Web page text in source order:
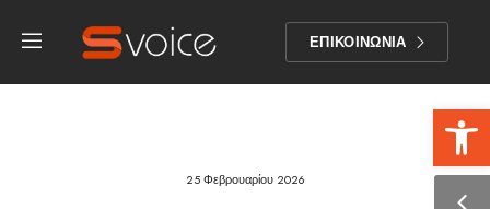
ΕΠΙΚΟΙΝΩΝΙΑ
25 Φεβρουαρίου 2026